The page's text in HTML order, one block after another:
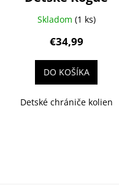
Black
Skladom (1 ks)
€34,99
DO KOŠÍKA
Detské chrániče kolien